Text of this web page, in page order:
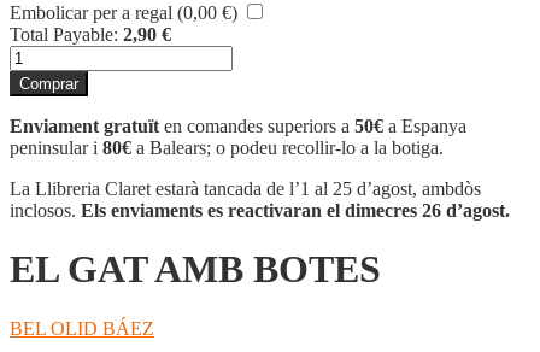
Embolicar per a regal (0,00 €)
Total Payable: 2,90 €
quantitat
de
EL
GAT
AMB
BOTES
Comprar
Enviament gratuït en comandes superiors a 50€ a Espanya
peninsular i 80€ a Balears; o podeu recollir-lo a la botiga.
La Llibreria Claret estarà tancada de l’1 al 25 d’agost, ambdòs
inclosos. Els enviaments es reactivaran el dimecres 26 d’agost.
EL GAT AMB BOTES
BEL OLID BÁEZ